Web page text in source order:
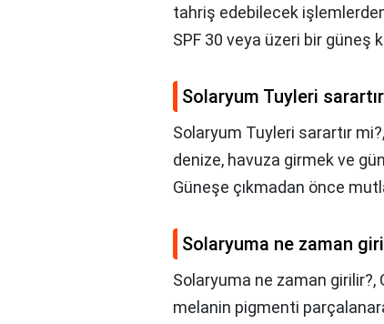
tahriş edebilecek
SPF 30 veya üzeri bir güneş
Solaryum Tuyleri
Solaryum Tuyleri sarartır mi?,
denize, havuza girmek ve
Güneşe çıkmadan önce
Solaryuma ne zaman
Solaryuma ne zaman girilir?,
melanin pigmenti